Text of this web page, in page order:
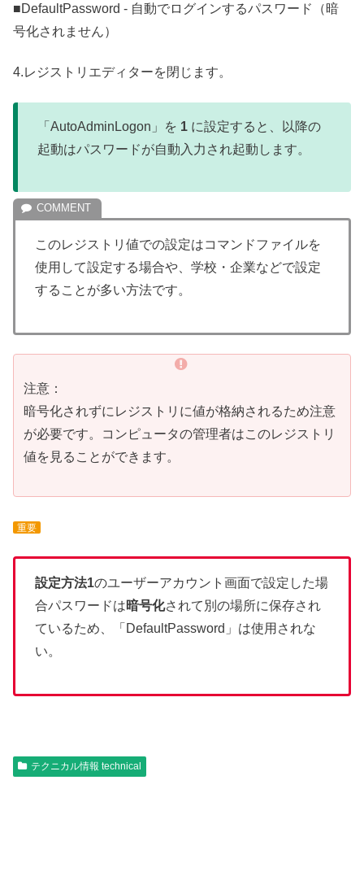
■DefaultPassword - 自動でログインするパスワード（暗
号化されません）
4.レジストリエディターを閉じます。
「AutoAdminLogon」を 1 に設定すると、以降の
起動はパスワードが自動入力され起動します。
このレジストリ値での設定はコマンドファイルを
使用して設定する場合や、学校・企業などで設定
することが多い方法です。
注意：
暗号化されずにレジストリに値が格納されるため注意
が必要です。コンピュータの管理者はこのレジストリ
値を見ることができます。
重要
設定方法1のユーザーアカウント画面で設定した場
合パスワードは暗号化されて別の場所に保存され
ているため、「DefaultPassword」は使用されな
い。
テクニカル情報 technical